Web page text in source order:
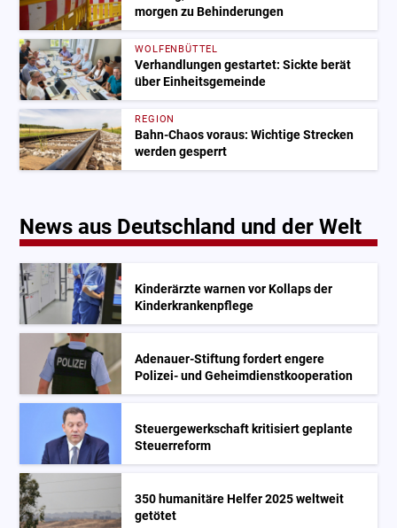
morgen zu Behinderungen
WOLFENBÜTTEL
Verhandlungen gestartet: Sickte berät
über Einheitsgemeinde
REGION
Bahn-Chaos voraus: Wichtige Strecken
werden gesperrt
News aus Deutschland und der Welt
Kinderärzte warnen vor Kollaps der
Kinderkrankenpflege
Adenauer-Stiftung fordert engere
Polizei- und Geheimdienstkooperation
Steuergewerkschaft kritisiert geplante
Steuerreform
350 humanitäre Helfer 2025 weltweit
getötet